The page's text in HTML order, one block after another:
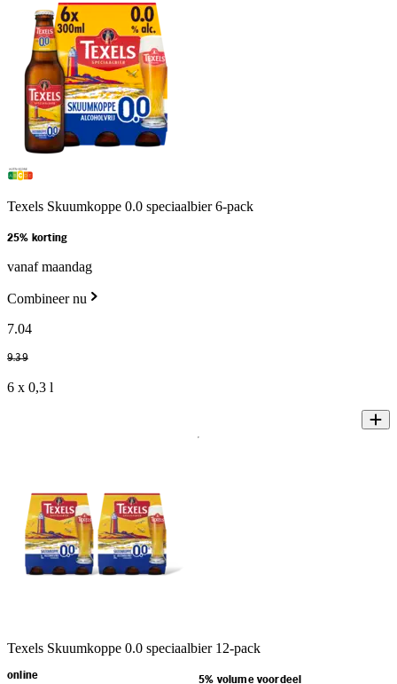
Texels Skuumkoppe 0.0 speciaalbier 6-pack
25% korting
vanaf maandag
Combineer nu
7.04
9.39
6 x 0,3 l
Texels Skuumkoppe 0.0 speciaalbier 12-pack
online 5% volume voordeel